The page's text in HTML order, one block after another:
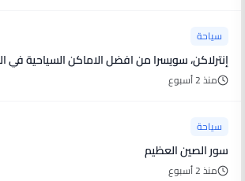
سياحة
إنترلاكن، سويسرا من افضل الاماكن السياحية في
منذ 2 أسبوع
سياحة
سور الصين العظيم
منذ 2 أسبوع